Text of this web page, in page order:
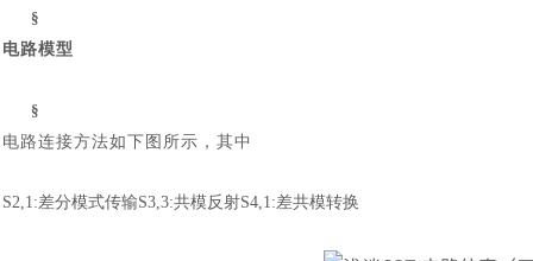
§
电路模型
§
电路连接方法如下图所示，其中
S2,1:差分模式传输S3,3:共模反射S4,1:差共模转换